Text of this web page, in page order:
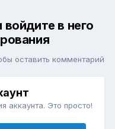
в него
оставить комментарий
аккаунта. Это просто!